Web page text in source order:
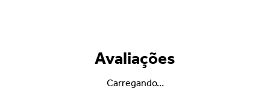
Avaliações
Carregando…